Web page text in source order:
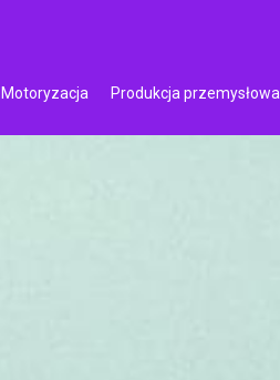
Motoryzacja Produkcja przemysłowa